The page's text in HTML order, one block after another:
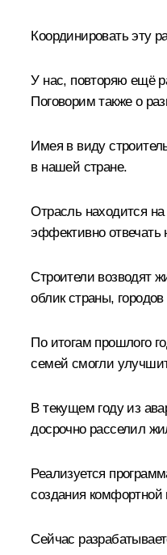
Координировать эту
У нас, повторяю ещё
Поговорим также о
Имея в виду
в нашей стране.
Отрасль находится
эффективно отвечать
Строители возводят
облик страны,
По итогам прошлого
семей смогли
В текущем году из
досрочно расселил
Реализуется
создания
Сейчас